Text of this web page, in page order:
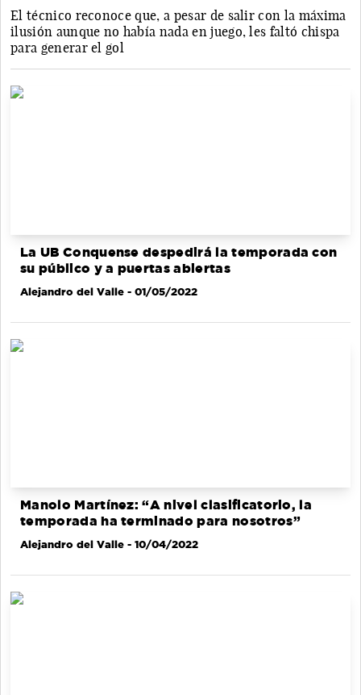
El técnico reconoce que, a pesar de salir con la máxima
ilusión aunque no había nada en juego, les faltó chispa
para generar el gol
La UB Conquense despedirá la temporada con
su público y a puertas abiertas
Alejandro del Valle - 01/05/2022
Manolo Martínez: “A nivel clasificatorio, la
temporada ha terminado para nosotros”
Alejandro del Valle - 10/04/2022